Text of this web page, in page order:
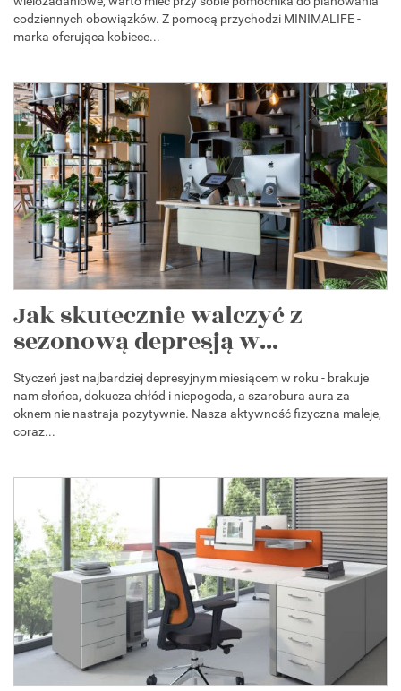
codziennych obowiązków. Z pomocą przychodzi MINIMALIFE -
marka oferująca kobiece...
Jak skutecznie walczyć z
sezonową depresją w...
Styczeń jest najbardziej depresyjnym miesiącem w roku - brakuje
nam słońca, dokucza chłód i niepogoda, a szarobura aura za
oknem nie nastraja pozytywnie. Nasza aktywność fizyczna maleje,
coraz...